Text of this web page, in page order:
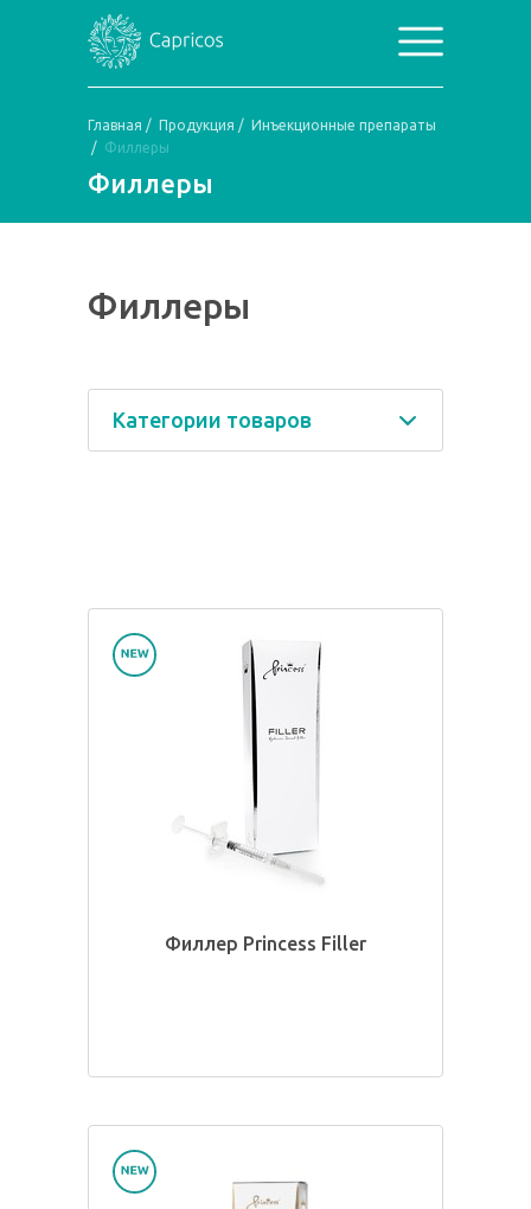
Главная / Продукция / Инъекционные препараты
/ Филлеры
Филлеры
Филлеры
Категории товаров
Филлер Princess Filler